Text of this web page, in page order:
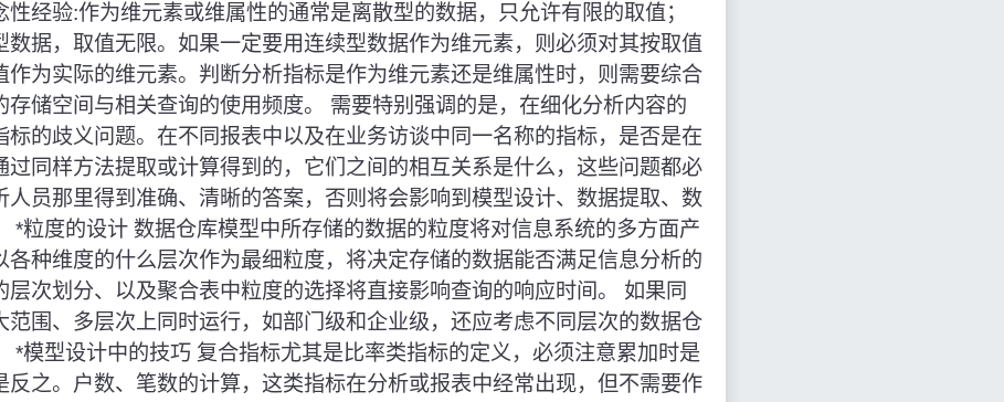
性经验:作为维元素或维属性的通常是离散型的数据，只允许有限的取值；
数据，取值无限。如果一定要用连续型数据作为维元素，则必须对其按取值
作为实际的维元素。判断分析指标是作为维元素还是维属性时，则需要综合
存储空间与相关查询的使用频度。 需要特别强调的是，在细化分析内容的
标的歧义问题。在不同报表中以及在业务访谈中同一名称的指标，是否是在
过同样方法提取或计算得到的，它们之间的相互关系是什么，这些问题都必
人员那里得到准确、清晰的答案，否则将会影响到模型设计、数据提取、数
*粒度的设计 数据仓库模型中所存储的数据的粒度将对信息系统的多方面产
各种维度的什么层次作为最细粒度，将决定存储的数据能否满足信息分析的
层次划分、以及聚合表中粒度的选择将直接影响查询的响应时间。 如果同
范围、多层次上同时运行，如部门级和企业级，还应考虑不同层次的数据仓
*模型设计中的技巧 复合指标尤其是比率类指标的定义，必须注意累加时是
反之。户数、笔数的计算，这类指标在分析或报表中经常出现，但不需要作